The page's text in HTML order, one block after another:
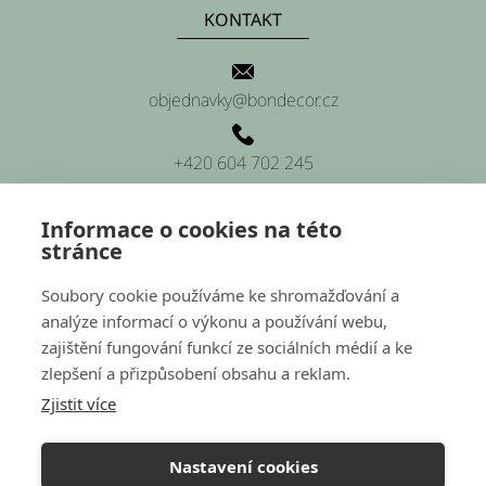
Informace o cookies na této
stránce
Soubory cookie používáme ke shromažďování a
analýze informací o výkonu a používání webu,
zajištění fungování funkcí ze sociálních médií a ke
zlepšení a přizpůsobení obsahu a reklam.
Zjistit více
Nastavení cookies
KONTAKT
objednavky@bondecor.cz
+420 604 702 245
Platnéřská 88/9, Praha 1 (sídlo firmy)
Hluchov 157, 798 41 Hluchov (provozovna a sklady)